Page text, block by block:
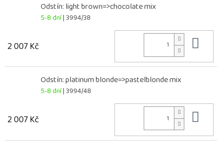
Odstín: light brown=>chocolate mix
5-8 dní| 3994/38
2 007 Kč
Odstín: platinum blonde=>pastelblonde mix
5-8 dní| 3994/48
2 007 Kč